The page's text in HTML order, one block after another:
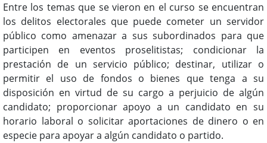
Entre los temas que se vieron en el curso se encuentran
los delitos electorales que puede cometer un servidor
público como amenazar a sus subordinados para que
participen en eventos proselitistas; condicionar la
prestación de un servicio público; destinar, utilizar o
permitir el uso de fondos o bienes que tenga a su
disposición en virtud de su cargo a perjuicio de algún
candidato; proporcionar apoyo a un candidato en su
horario laboral o solicitar aportaciones de dinero o en
especie para apoyar a algún candidato o partido.